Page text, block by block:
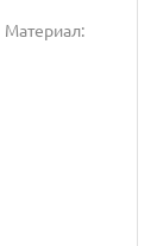
Материал: